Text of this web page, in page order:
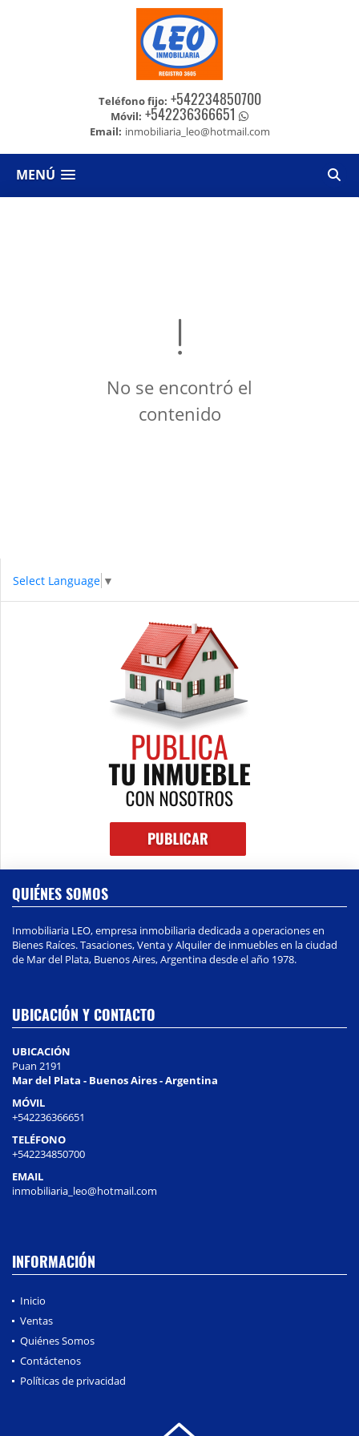
Teléfono fijo: +542234850700
Móvil: +542236366651
Email: inmobiliaria_leo@hotmail.com
MENÚ
No se encontró el
contenido
Select Language ▼
QUIÉNES SOMOS
Inmobiliaria LEO, empresa inmobiliaria dedicada a operaciones en
Bienes Raíces. Tasaciones, Venta y Alquiler de inmuebles en la ciudad
de Mar del Plata, Buenos Aires, Argentina desde el año 1978.
UBICACIÓN Y CONTACTO
UBICACIÓN
Puan 2191
Mar del Plata - Buenos Aires - Argentina
MÓVIL
+542236366651
TELÉFONO
+542234850700
EMAIL
inmobiliaria_leo@hotmail.com
INFORMACIÓN
Inicio
Ventas
Quiénes Somos
Contáctenos
Políticas de privacidad